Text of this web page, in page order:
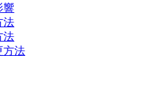
響
法
法
方法